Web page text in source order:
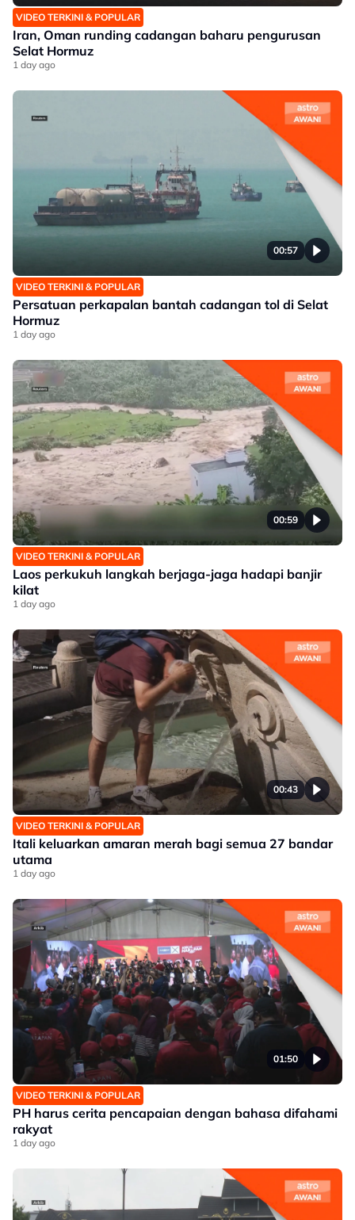
VIDEO TERKINI & POPULAR
Iran, Oman runding cadangan baharu pengurusan
Selat Hormuz
1 day ago
00:57
VIDEO TERKINI & POPULAR
Persatuan perkapalan bantah cadangan tol di Selat
Hormuz
1 day ago
00:59
VIDEO TERKINI & POPULAR
Laos perkukuh langkah berjaga-jaga hadapi banjir
kilat
1 day ago
00:43
VIDEO TERKINI & POPULAR
Itali keluarkan amaran merah bagi semua 27 bandar
utama
1 day ago
01:50
VIDEO TERKINI & POPULAR
PH harus cerita pencapaian dengan bahasa difahami
rakyat
1 day ago